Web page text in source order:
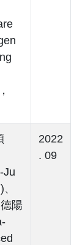
Ju
陽
2022
. 09